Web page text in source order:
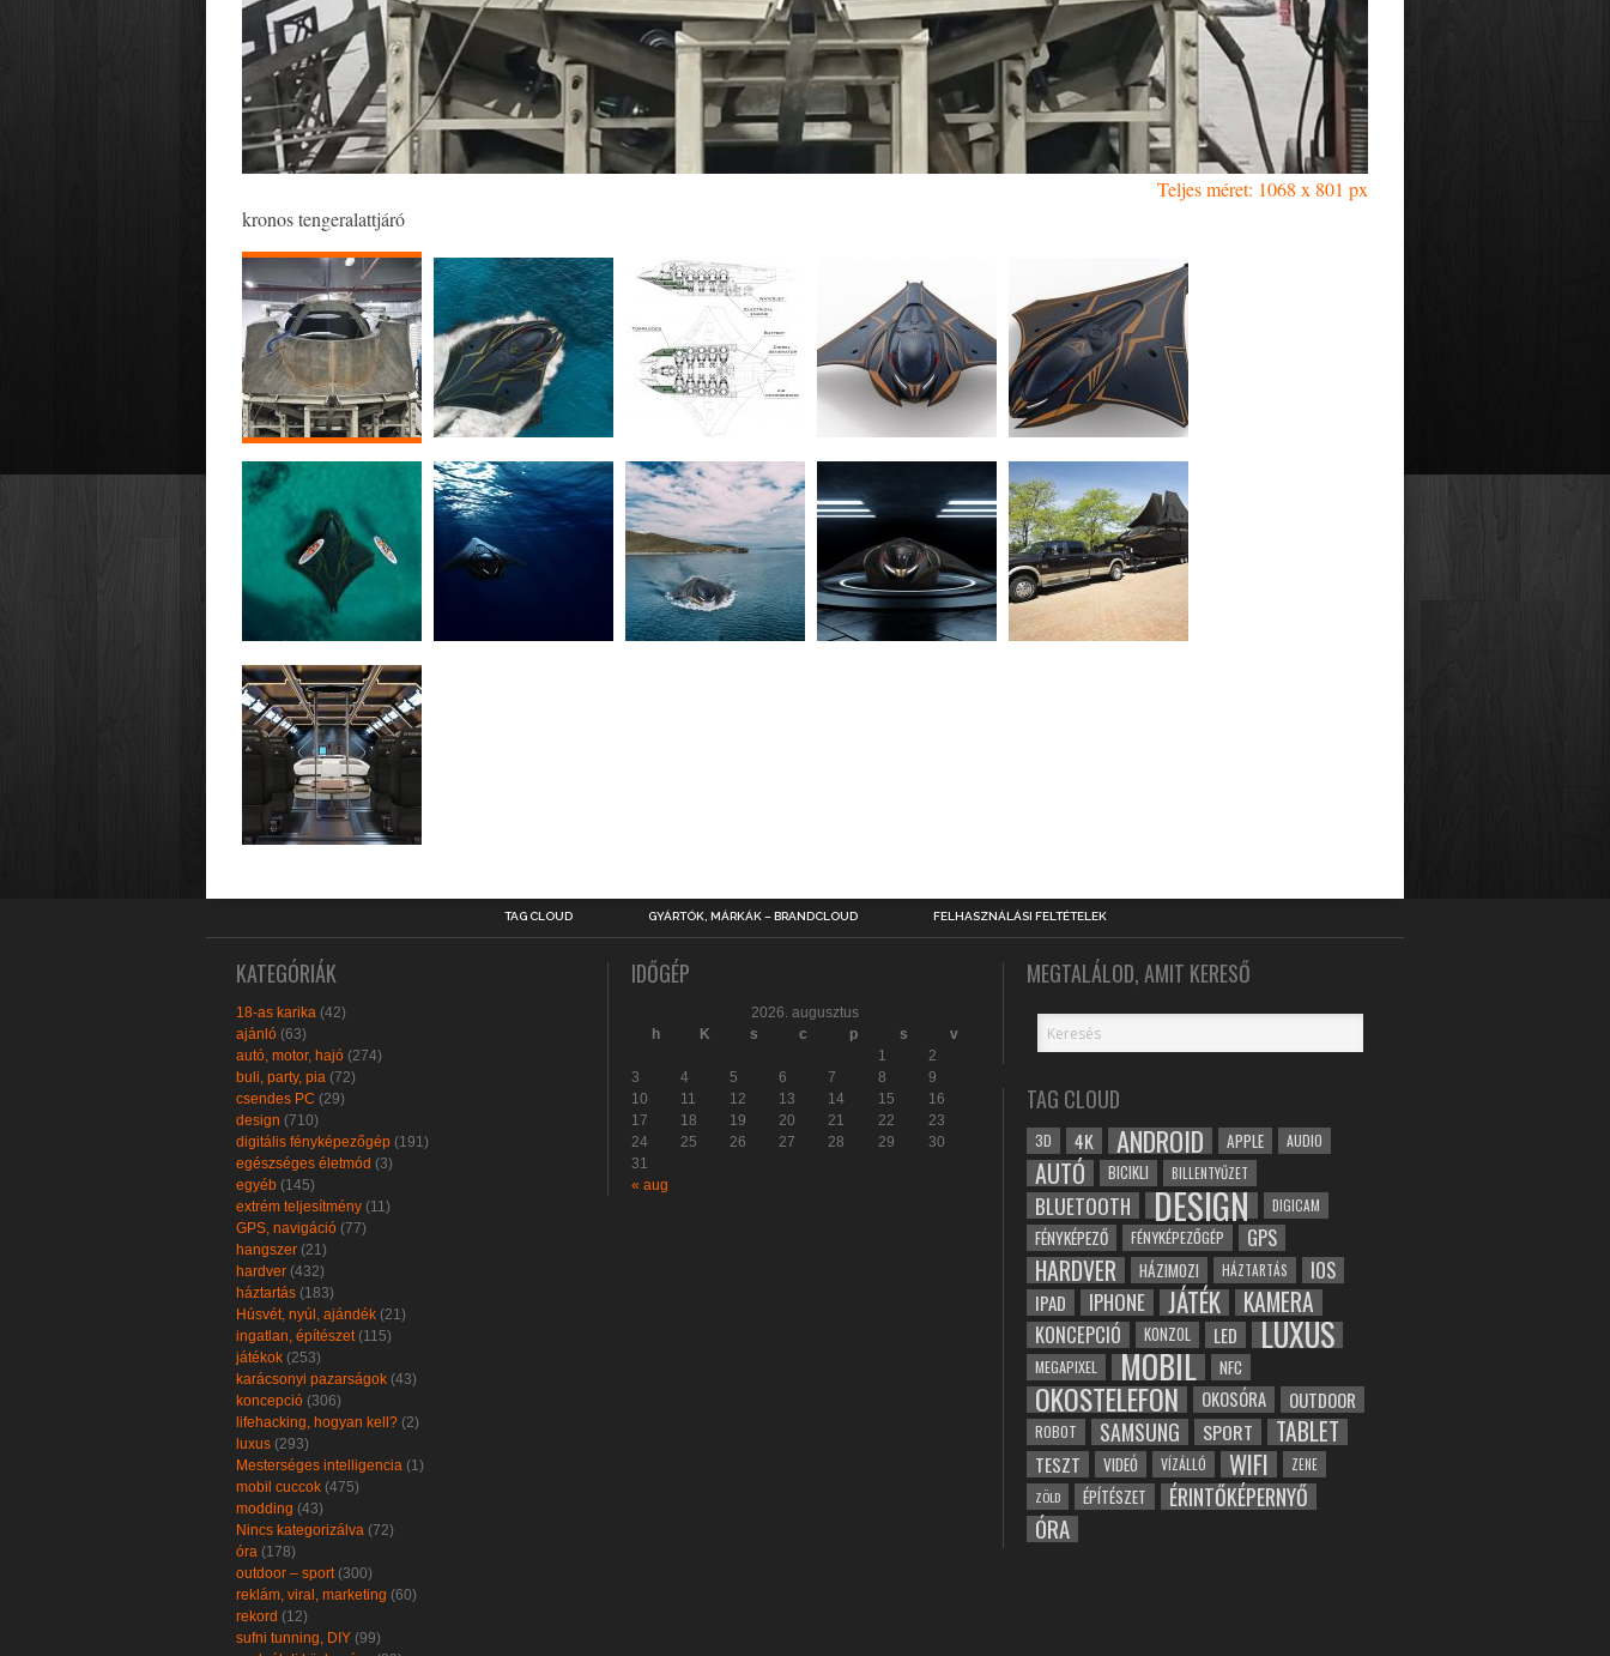
Teljes méret: 1068 x 801 px
kronos tengeralattjáró
TAG CLOUD GYÁRTÓK, MÁRKÁK – BRANDCLOUD FELHASZNÁLÁSI FELTÉTELEK
KATEGÓRIÁK
18-as karika (42)
ajánló (63)
autó, motor, hajó (274)
buli, party, pia (72)
csendes PC (29)
design (710)
digitális fényképezőgép (191)
egészséges életmód (3)
egyéb (145)
extrém teljesítmény (11)
GPS, navigáció (77)
hangszer (21)
hardver (432)
háztartás (183)
Húsvét, nyúl, ajándék (21)
ingatlan, építészet(115)
játékok (253)
karácsonyi pazarságok (43)
koncepció (306)
lifehacking, hogyan kell? (2)
luxus (293)
Mesterséges intelligencia (1)
mobil cuccok (475)
modding (43)
Nincs kategorizálva (72)
óra (178)
outdoor – sport(300)
reklám, viral, marketing (60)
rekord (12)
sufni tunning, DIY (99)
IDŐGÉP
2026. augusztus
h
K s c p s
v
1
2
3
4 5 6 7 8
9
10
11 12 13 14 15
16
17
18 19 20 21 22
23
24
25 26 27 28 29
30
31
« aug
MEGTALÁLOD, AMIT KERESŐ
TAG CLOUD
3D 4K ANDROID APPLE AUDIO
AUTÓ BICIKLI BILLENTYŰZET
BLUETOOTH DESIGN DIGICAM
FÉNYKÉPEZŐ FÉNYKÉPEZŐGÉP GPS
HARDVER HÁZIMOZI HÁZTARTÁS IOS
IPAD IPHONE JÁTÉK KAMERA
KONCEPCIÓ KONZOL LED LUXUS
MEGAPIXEL MOBIL NFC
OKOSTELEFON OKOSÓRA OUTDOOR
ROBOT SAMSUNG SPORT TABLET
TESZT VIDEÓ VÍZÁLLÓ WIFI
ZENE
ZÖLD
ÉPÍTÉSZET ÉRINTŐKÉPERNYŐ
ÓRA